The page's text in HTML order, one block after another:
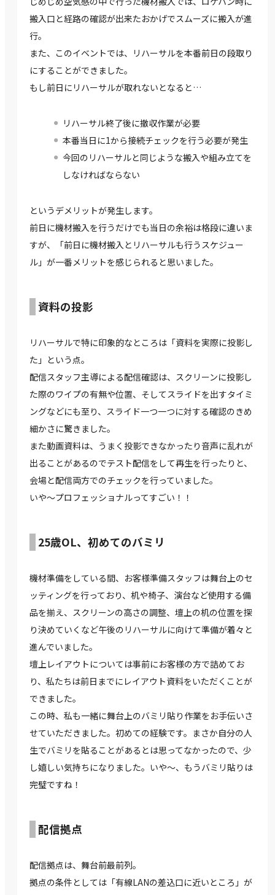
搬入口と経路の確認が出来たおかげでスムーズに搬入が進
行。
また、このイベントでは、リハーサルを本番前日の段取り
にすることができました。
もし前日にリハーサルが取れないとなると…
リハーサル終了後に撤収作業が必要
本番当日に1から接続チェックを行う必要が発生
今回のリハーサルと同じような搬入や組み立てを
しなければならない
というデメリットが発生します。
前日に機材搬入を行うだけでも当日の余裕は格段に違いま
すが、「前日に機材搬入とリハーサルも行うスケジュー
ル」が一番メリットを感じられると思いました。
資料の投影
リハーサルで特に印象的なところは「資料を実際に投影し
た」という点。
配信スタッフ主導による配信確認は、スクリーンに投影し
た際のワイプの有無や位置、そしてスライドを出すタイミ
ングなどにも至り、スライド一つ一つに対する確認のきめ
細かさに驚きました。
また動画資料は、うまく投影できなかったり音声に乱れが
出ることがあるのでテスト配信をして再生を行ったりと、
会場と配信両方でのチェックを行っていました。
いや～プロフェッショナルってすごい！！
25歳OL、初めてのバミリ
機材準備をしている間、お客様準備スタッフは舞台上のセ
ッティングを行っており、机や椅子、演台など使用する備
品を揃え、スクリーンの高さの調整、壇上の机の位置を探
り決めていくなど午後のリハーサルに向けて準備が着々と
進んでいました。
壇上レイアウトについては事前にお客様の方で詰めてお
り、私たちは前日までにレイアウト資料をいただくことが
できました。
この時、私も一緒に舞台上のバミリ貼り作業をお手伝いさ
せていただきました。初めての経験です。まさか自分の人
生でバミリを貼ることがあるとは思ってなかったので、少
し嬉しい気持ちになりました。いや～、もうバミリ貼りは
完璧ですね！
配信拠点
配信拠点は、舞台前最前列。
拠点の条件としては「有線LANの差込口に近いところ」が